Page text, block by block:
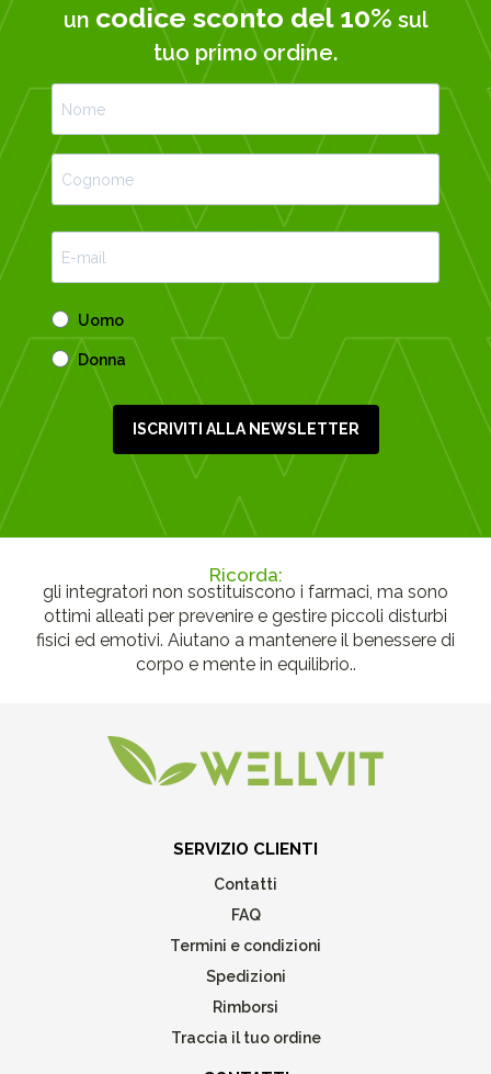
un codice sconto del 10% sul
tuo primo ordine.
Uomo
Donna
ISCRIVITI ALLA NEWSLETTER
Ricorda:
gli integratori non sostituiscono i farmaci, ma sono
ottimi alleati per prevenire e gestire piccoli disturbi
fisici ed emotivi. Aiutano a mantenere il benessere di
corpo e mente in equilibrio..
SERVIZIO CLIENTI
Contatti
FAQ
Termini e condizioni
Spedizioni
Rimborsi
Traccia il tuo ordine